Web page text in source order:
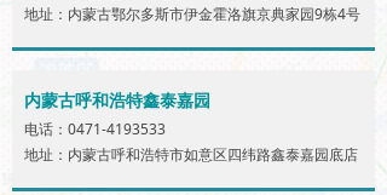
地址：内蒙古鄂尔多斯市伊金霍洛旗京典家园9栋4号
内蒙古呼和浩特鑫泰嘉园
电话：0471-4193533
地址：内蒙古呼和浩特市如意区四纬路鑫泰嘉园底店